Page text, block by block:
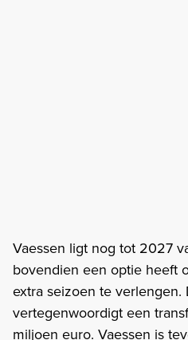
Vaessen ligt nog tot 2027
bovendien een optie heeft
extra seizoen te verlengen.
vertegenwoordigt een
miljoen euro. Vaessen is